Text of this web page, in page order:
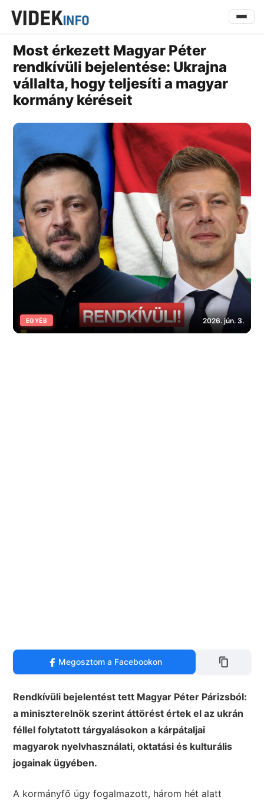
Most érkezett Magyar Péter
rendkívüli bejelentése: Ukrajna
vállalta, hogy teljesíti a magyar
kormány kéréseit
EGYÉB 2026. jún. 3.
Megosztom a Facebookon
Rendkívüli bejelentést tett Magyar Péter Párizsból:
a miniszterelnök szerint áttörést értek el az ukrán
féllel folytatott tárgyalásokon a kárpátaljai
magyarok nyelvhasználati, oktatási és kulturális
jogainak ügyében.
A kormányfő úgy fogalmazott, három hét alatt